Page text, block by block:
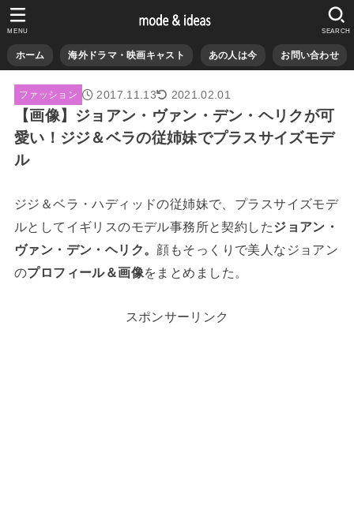
ホーム 海外ドラマ・映画キャスト あの人は今 お問い合わせ
SEARCH
MENU
ファッション 2017.11.13 2021.02.01
【画像】ジョアン・ヴァン・デン・ヘリクが可
愛い！ジジ＆ベラの従姉妹でプラスサイズモデ
ル
ジジ＆ベラ・ハディッドの従姉妹で、プラスサイズモデ
ルとしてイギリスのモデル事務所と契約したジョアン・
ヴァン・デン・ヘリク。 顔もそっくりで美人なジョアン
のプロフィール＆画像をまとめました。
スポンサーリンク